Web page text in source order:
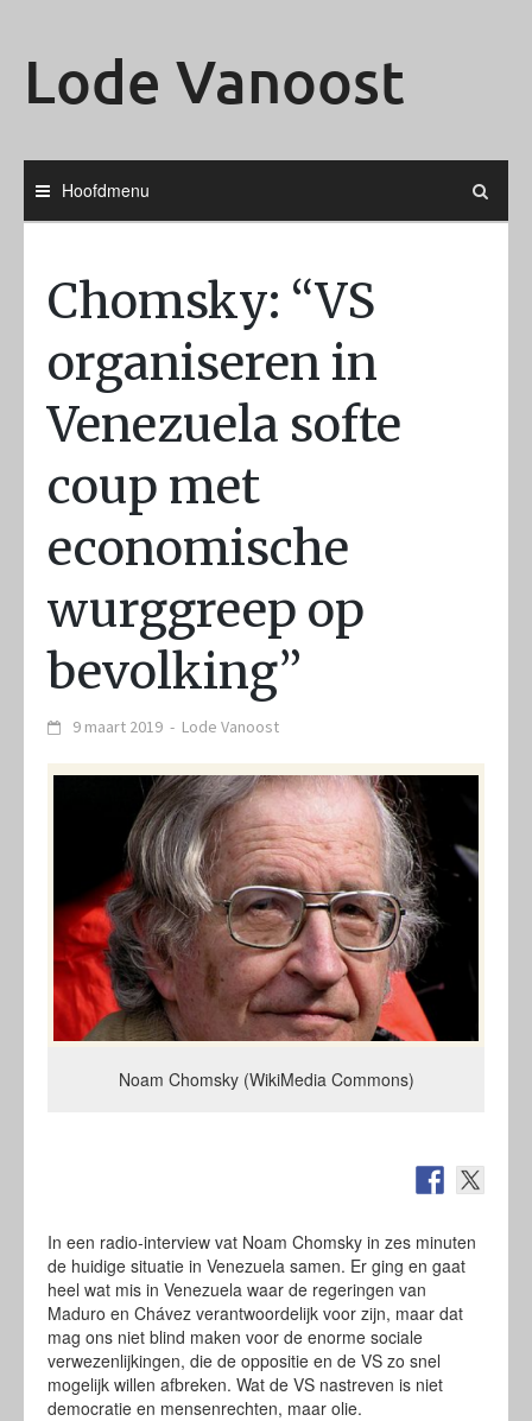
Lode Vanoost
Hoofdmenu
Chomsky: “VS
organiseren in
Venezuela softe
coup met
economische
wurggreep op
bevolking”
9 maart 2019 - Lode Vanoost
Noam Chomsky (WikiMedia Commons)
In een radio-interview vat Noam Chomsky in zes minuten
de huidige situatie in Venezuela samen. Er ging en gaat
heel wat mis in Venezuela waar de regeringen van
Maduro en Chávez verantwoordelijk voor zijn, maar dat
mag ons niet blind maken voor de enorme sociale
verwezenlijkingen, die de oppositie en de VS zo snel
mogelijk willen afbreken. Wat de VS nastreven is niet
democratie en mensenrechten, maar olie.